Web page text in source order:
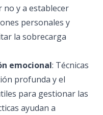
no y a establecer
personales y
la sobrecarga
emocional: Técnicas
profunda y el
para gestionar las
ayudan a